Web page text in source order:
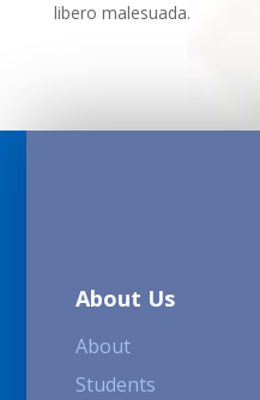
libero malesuada.
About Us
About
Students